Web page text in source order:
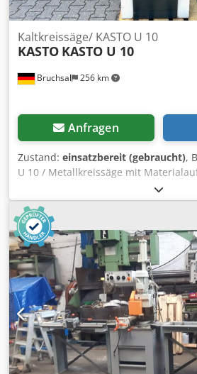
Bruchsal 256 km
Kaltkreissäge/ KASTO U 10
KASTO KASTO U 10
Anfragen
Zustand: einsatzbereit (gebraucht),
U 10 / Metallkreissäge mit
Baujahr 2012 -Schnittbereich / Rund
-Schnittbereich / Flach 90 Grad /
/ Vierkant 90 Grad / 170x90mm -
Gehrungsschnitteinrichtung -
Spannstock mit
Schnitt -Stufenlos einstellbarer
Chsdpfxjzakq Ej Agpsa -2x
Abmaße Kreissägeblatt
Abmaße: LxBxH 1,2x0,8x1,9 Meter /
Irrtümer / Eingabefehler vorbehalten